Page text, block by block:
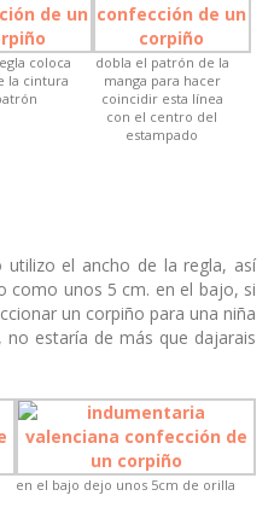
coloca
la cintura
dobla el patrón de la
manga para hacer
coincidir esta línea
con el centro del
estampado
utilizo el ancho de la regla, así
como unos 5 cm. en el bajo, si
un corpiño para una niña
estaría de más que dajarais
en el bajo dejo unos 5cm de orilla